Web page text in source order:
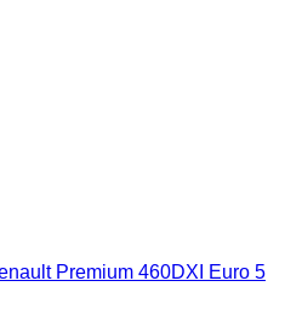
Premium 460DXI Euro 5